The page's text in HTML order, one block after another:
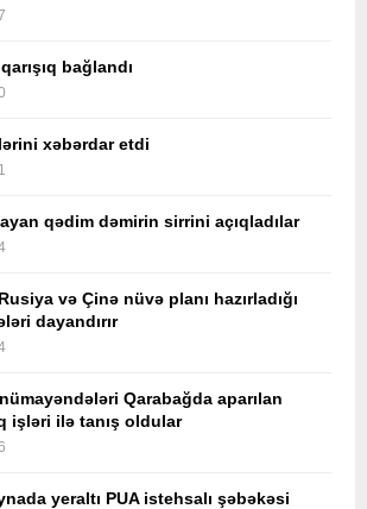
bağlandı
xəbərdar etdi
qədim dəmirin sirrini açıqladılar
və Çinə nüvə planı hazırladığı
dayandırır
Qarabağda aparılan
işləri ilə tanış oldular
yeraltı PUA istehsalı şəbəkəsi